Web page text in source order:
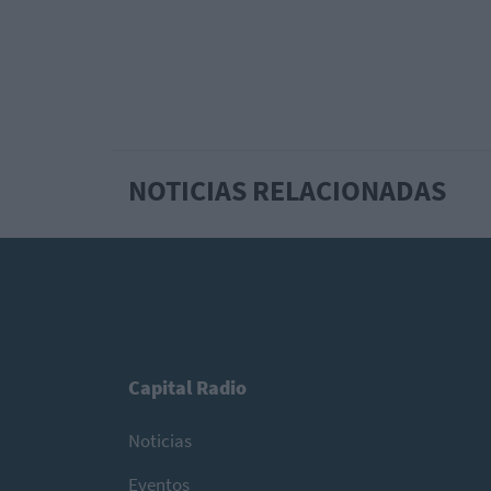
NOTICIAS RELACIONADAS
Capital Radio
Noticias
Eventos